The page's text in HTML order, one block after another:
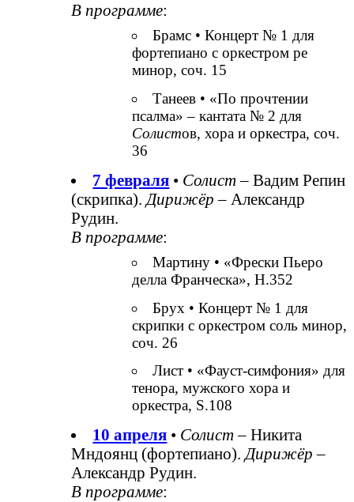
В программе:
Брамс • Концерт № 1 для
фортепиано с оркестром ре
минор, соч. 15
Танеев • «По прочтении
псалма» – кантата № 2 для
Солистов, хора и оркестра, соч.
36
7 февраля • Солист – Вадим Репин
(скрипка). Дирижёр – Александр
Рудин.
В программе:
Мартину • «Фрески Пьеро
делла Франческа», H.352
Брух • Концерт № 1 для
скрипки с оркестром соль минор,
соч. 26
Лист • «Фауст-симфония» для
тенора, мужского хора и
оркестра, S.108
10 апреля • Солист – Никита
Мндоянц (фортепиано). Дирижёр –
Александр Рудин.
В программе: